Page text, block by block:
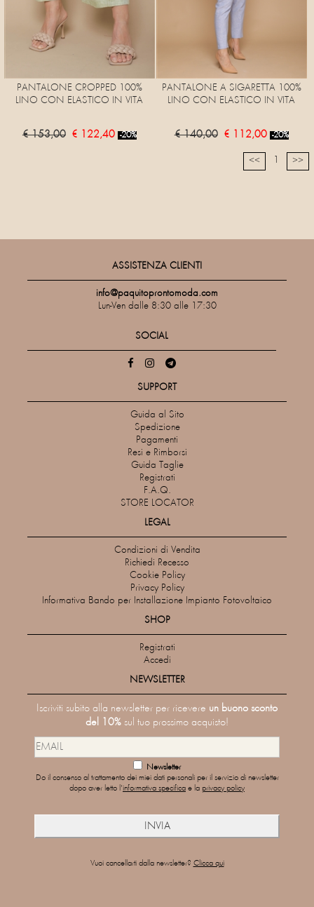
PANTALONE CROPPED 100%
LINO CON ELASTICO IN VITA
€ 153,00 € 122,40 -20%
PANTALONE A SIGARETTA 100%
LINO CON ELASTICO IN VITA
€ 140,00 € 112,00 -20%
<< >>
ASSISTENZA CLIENTI
info@paquitoprontomoda.com
Lun-Ven dalle 8:30 alle 17:30
SOCIAL
SUPPORT
Guida al Sito
Spedizione
Pagamenti
Resi e Rimborsi
Guida Taglie
Registrati
F.A.Q.
STORE LOCATOR
LEGAL
Condizioni di Vendita
Richiedi Recesso
Cookie Policy
Privacy Policy
Informativa Bando per Installazione Impianto Fotovoltaico
SHOP
Registrati
Accedi
NEWSLETTER
Iscriviti subito alla newsletter per ricevere un buono sconto
del 10% sul tuo prossimo acquisto!
Newsletter
Do il consenso al trattamento dei miei dati personali per il servizio di newsletter
dopo aver letto l'informativa specifica e la privacy policy
Vuoi cancellarti dalla newsletter? Clicca qui